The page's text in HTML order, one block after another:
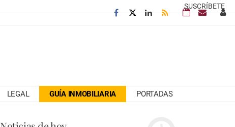
SUSCRÍBETE
LEGAL GUÍA INMOBILIARIA PORTADAS